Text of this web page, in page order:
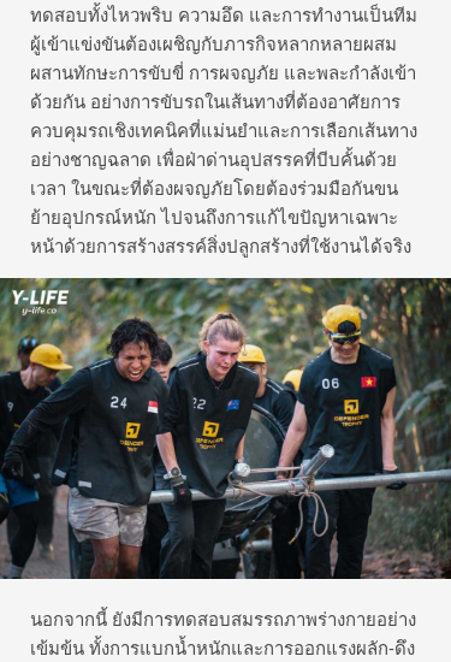
ทดสอบทั้งไหวพริบ ความอึด และการทำงานเป็นทีม
ผู้เข้าแข่งขันต้องเผชิญกับภารกิจหลากหลายผสม
ผสานทักษะการขับขี่ การผจญภัย และพละกำลังเข้า
ด้วยกัน อย่างการขับรถในเส้นทางที่ต้องอาศัยการ
ควบคุมรถเชิงเทคนิคที่แม่นยำและการเลือกเส้นทาง
อย่างชาญฉลาด เพื่อฝ่าด่านอุปสรรคที่บีบคั้นด้วย
เวลา ในขณะที่ต้องผจญภัยโดยต้องร่วมมือกันขน
ย้ายอุปกรณ์หนัก ไปจนถึงการแก้ไขปัญหาเฉพาะ
หน้าด้วยการสร้างสรรค์สิ่งปลูกสร้างที่ใช้งานได้จริง
นอกจากนี้ ยังมีการทดสอบสมรรถภาพร่างกายอย่าง
เข้มข้น ทั้งการแบกน้ำหนักและการออกแรงผลัก-ดึง